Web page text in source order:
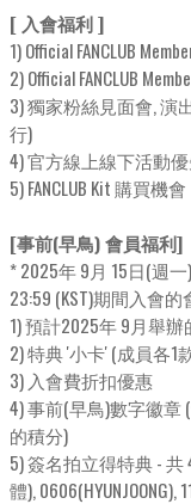
[ 入會福利 ]
1) Official FANCLUB
2) Official FANCLUB
3) 獨家粉絲見面會, 演
行)
4) 官方線上線下活動
5) FANCLUB Kit 購買機會
[事前(早鳥) 會員福利]
* 2025年 9月 15日(週一
23:59 (KST)期間入會
1) 預計2025年 9月舉
2) 特典 '小卡' (成員各1
3) 入會費折扣優惠
4) 事前(早鳥)數字徽章
的積分)
5) 簽名拍立得特典 -
體), 0606(HYUNJOONG),